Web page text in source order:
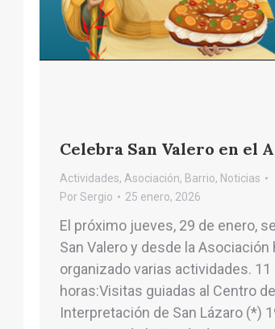
Celebra San Valero en el
Actividades, Asociación, Barrio, Noticias
PorSergio 25 enero, 2026
El próximo jueves, 29 de enero,
San Valero y desde la Asociación
organizado varias actividades. 11
horas:Visitas guiadas al Centro de
Interpretación de San Lázaro (*)